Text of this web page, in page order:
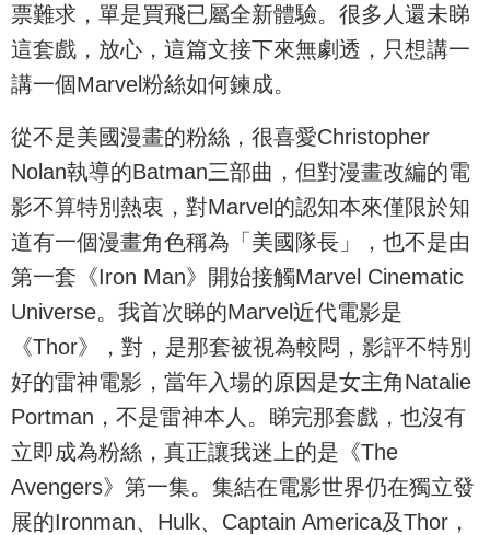
票難求，單是買飛已屬全新體驗。很多人還未睇
這套戲，放心，這篇文接下來無劇透，只想講一
講一個Marvel粉絲如何鍊成。
從不是美國漫畫的粉絲，很喜愛Christopher
Nolan執導的Batman三部曲，但對漫畫改編的電
影不算特別熱衷，對Marvel的認知本來僅限於知
道有一個漫畫角色稱為「美國隊長」，也不是由
第一套《Iron Man》開始接觸Marvel Cinematic
Universe。我首次睇的Marvel近代電影是
《Thor》，對，是那套被視為較悶，影評不特別
好的雷神電影，當年入場的原因是女主角Natalie
Portman，不是雷神本人。睇完那套戲，也沒有
立即成為粉絲，真正讓我迷上的是《The
Avengers》第一集。集結在電影世界仍在獨立發
展的Ironman、Hulk、Captain America及Thor，